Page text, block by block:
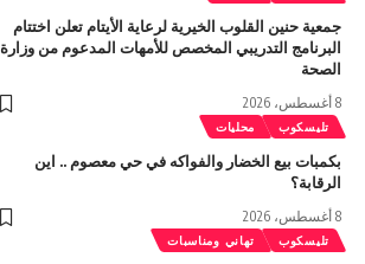
جمعية حنين القلوب الخيرية لرعاية الأيتام تعلن اختتام
البرنامج التدريبي المخصص للأمهات المدعوم من وزارة
الصحة
8 أغسطس، 2026
تليسكوب محليات
بكمبات بيع الخضار والفواكه في حي معصوم .. اين
الرقابة؟
8 أغسطس، 2026
تليسكوب تهاني ومناسبات